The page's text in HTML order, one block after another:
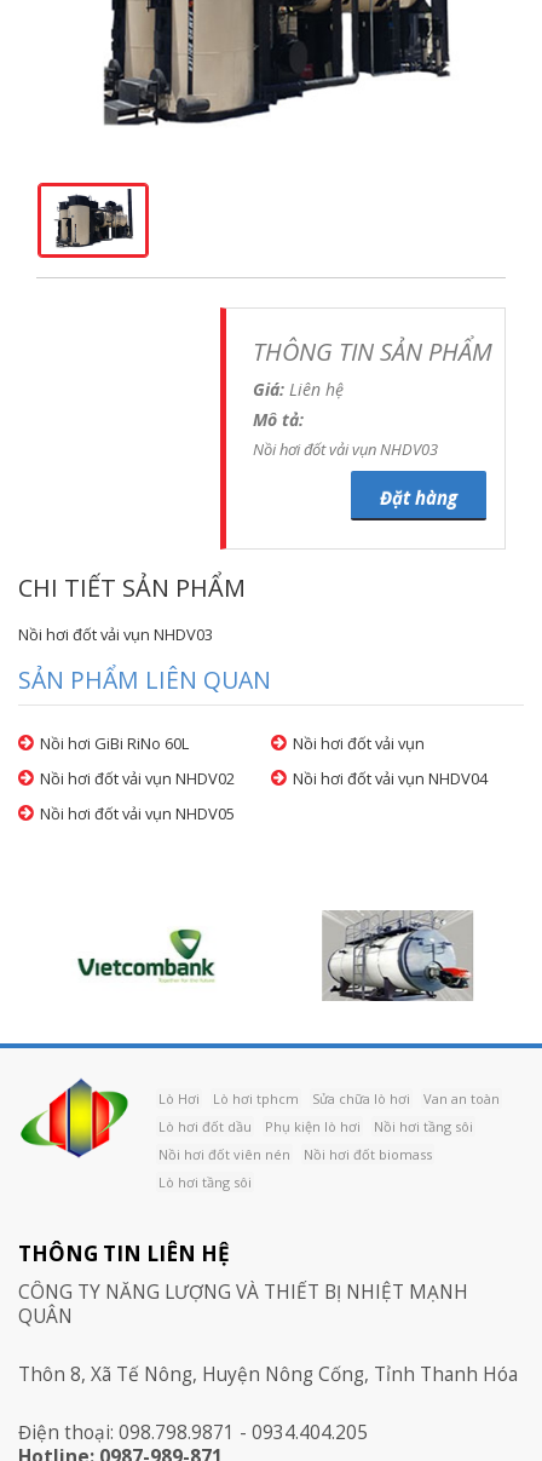
THÔNG TIN SẢN PHẨM
Giá: Liên hệ
Mô tả:
Nồi hơi đốt vải vụn NHDV03
Đặt hàng
CHI TIẾT SẢN PHẨM
Nồi hơi đốt vải vụn NHDV03
SẢN PHẨM LIÊN QUAN
Nồi hơi GiBi RiNo 60L
Nồi hơi đốt vải vụn
Nồi hơi đốt vải vụn NHDV02
Nồi hơi đốt vải vụn NHDV04
Nồi hơi đốt vải vụn NHDV05
Lò Hơi Lò hơi tphcm Sửa chữa lò hơi
Van an toàn
Lò hơi đốt dầu
Phụ kiện lò hơi
Nồi hơi tầng sôi
Nồi hơi đốt viên nén
Nồi hơi đốt biomass
Lò hơi tầng sôi
THÔNG TIN LIÊN HỆ
CÔNG TY NĂNG LƯỢNG VÀ THIẾT BỊ NHIỆT MẠNH
QUÂN
Thôn 8, Xã Tế Nông, Huyện Nông Cống, Tỉnh Thanh Hóa
Điện thoại: 098.798.9871 - 0934.404.205